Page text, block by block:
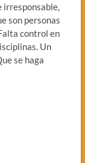
irresponsable,
son personas
control en
Un
se haga